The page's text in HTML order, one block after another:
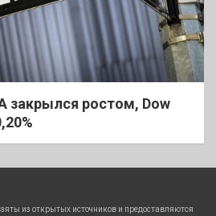
закрылся ростом, Dow
из открытых источников и предоставляются